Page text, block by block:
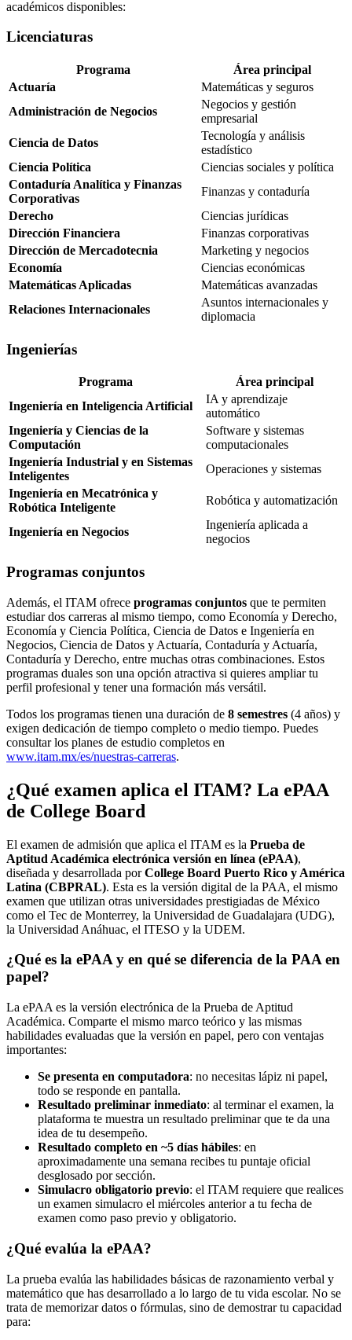
académicos disponibles:
Licenciaturas
Programa
Área principal
Actuaría
Matemáticas y seguros
Administración de Negocios
Negocios y gestión
empresarial
Ciencia de Datos
Tecnología y análisis
estadístico
Ciencia Política
Ciencias sociales y política
Contaduría Analítica y Finanzas
Corporativas
Finanzas y contaduría
Derecho
Ciencias jurídicas
Dirección Financiera
Finanzas corporativas
Dirección de Mercadotecnia
Marketing y negocios
Economía
Ciencias económicas
Matemáticas Aplicadas
Matemáticas avanzadas
Relaciones Internacionales
Asuntos internacionales y
diplomacia
Ingenierías
Programa
Área principal
Ingeniería en Inteligencia Artificial
IA y aprendizaje
automático
Ingeniería y Ciencias de la
Computación
Software y sistemas
computacionales
Ingeniería Industrial y en Sistemas
Inteligentes
Operaciones y sistemas
Ingeniería en Mecatrónica y
Robótica Inteligente
Robótica y automatización
Ingeniería en Negocios
Ingeniería aplicada a
negocios
Programas conjuntos
Además, el ITAM ofrece programas conjuntos que te permiten
estudiar dos carreras al mismo tiempo, como Economía y Derecho,
Economía y Ciencia Política, Ciencia de Datos e Ingeniería en
Negocios, Ciencia de Datos y Actuaría, Contaduría y Actuaría,
Contaduría y Derecho, entre muchas otras combinaciones. Estos
programas duales son una opción atractiva si quieres ampliar tu
perfil profesional y tener una formación más versátil.
Todos los programas tienen una duración de 8 semestres (4 años) y
exigen dedicación de tiempo completo o medio tiempo. Puedes
consultar los planes de estudio completos en
www.itam.mx/es/nuestras-carreras.
¿Qué examen aplica el ITAM? La ePAA
de College Board
El examen de admisión que aplica el ITAM es la Prueba de
Aptitud Académica electrónica versión en línea (ePAA),
diseñada y desarrollada porCollege Board Puerto Rico y América
Latina (CBPRAL). Esta es la versión digital de la PAA, el mismo
examen que utilizan otras universidades prestigiadas de México
como el Tec de Monterrey, la Universidad de Guadalajara (UDG),
la Universidad Anáhuac, el ITESO y la UDEM.
¿Qué es la ePAA y en qué se diferencia de la PAA en
papel?
La ePAA es la versión electrónica de la Prueba de Aptitud
Académica. Comparte el mismo marco teórico y las mismas
habilidades evaluadas que la versión en papel, pero con ventajas
importantes:
Se presenta en computadora: no necesitas lápiz ni papel,
todo se responde en pantalla.
Resultado preliminar inmediato: al terminar el examen, la
plataforma te muestra un resultado preliminar que te da una
idea de tu desempeño.
Resultado completo en ~5 días hábiles: en
aproximadamente una semana recibes tu puntaje oficial
desglosado por sección.
Simulacro obligatorio previo: el ITAM requiere que realices
un examen simulacro el miércoles anterior a tu fecha de
examen como paso previo y obligatorio.
¿Qué evalúa la ePAA?
La prueba evalúa las habilidades básicas de razonamiento verbal y
matemático que has desarrollado a lo largo de tu vida escolar. No se
trata de memorizar datos o fórmulas, sino de demostrar tu capacidad
para: